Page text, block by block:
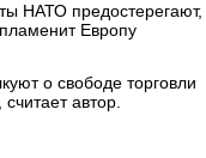
НАТО предостерегают,
Европу
о свободе торговли
автор.